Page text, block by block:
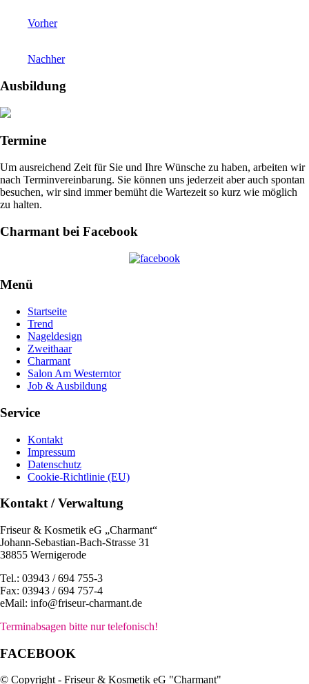
Vorher
Nachher
Ausbildung
Termine
Um ausreichend Zeit für Sie und Ihre Wünsche zu haben, arbeiten wir
nach Terminvereinbarung. Sie können uns jederzeit aber auch spontan
besuchen, wir sind immer bemüht die Wartezeit so kurz wie möglich
zu halten.
Charmant bei Facebook
Menü
Startseite
Trend
Nageldesign
Zweithaar
Charmant
Salon Am Westerntor
Job & Ausbildung
Service
Kontakt
Impressum
Datenschutz
Cookie-Richtlinie (EU)
Kontakt / Verwaltung
Friseur & Kosmetik eG „Charmant“
Johann-Sebastian-Bach-Strasse 31
38855 Wernigerode
Tel.: 03943 / 694 755-3
Fax: 03943 / 694 757-4
eMail: info@friseur-charmant.de
Terminabsagen bitte nur telefonisch!
FACEBOOK
© Copyright - Friseur & Kosmetik eG "Charmant"